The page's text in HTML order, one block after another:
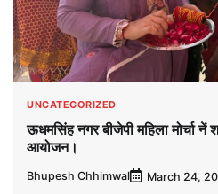
UNCATEGORIZED
ऊधमसिंह नगर बीजेपी महिला मोर्चा
आयोजन।
Bhupesh Chhimwal March 24,